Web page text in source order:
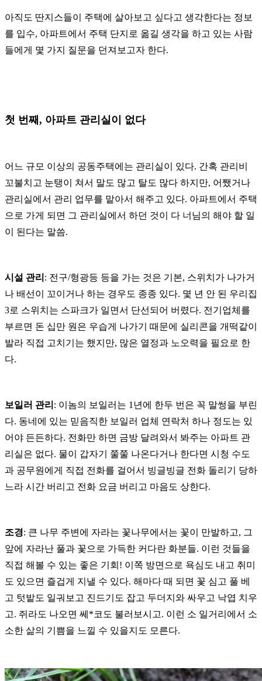
아직도 딴지스들이 주택에 살아보고 싶다고 생각한다는 정보
를 입수, 아파트에서 주택 단지로 옮길 생각을 하고 있는 사람
들에게 몇 가지 질문을 던져보고자 한다.
첫 번째, 아파트 관리실이 없다
어느 규모 이상의 공동주택에는 관리실이 있다. 간혹 관리비
꼬불치고 눈탱이 쳐서 말도 많고 탈도 많다 하지만, 어쨌거나
관리실에서 관리 업무를 맡아서 해주고 있다. 아파트에서 주택
으로 가게 되면 그 관리실에서 하던 것이 다 너님의 해야 할 일
이 된다는 말씀.
시설 관리 : 전구/형광등 등을 가는 것은 기본, 스위치가 나가거
나 배선이 꼬이거나 하는 경우도 종종 있다. 몇 년 안 된 우리집
3로 스위치는 스파크가 일면서 단선되어 버렸다. 전기업체를
부르면 돈 십만 원은 우습게 나가기 때문에 실리콘을 개떡같이
발라 직접 고치기는 했지만, 많은 열정과 노오력을 필요로 한
다.
보일러 관리 : 이놈의 보일러는 1년에 한두 번은 꼭 말썽을 부린
다. 동네에 있는 믿음직한 보일러 업체 연락처 하나 정도는 있
어야 든든하다. 전화만 하면 금방 달려와서 봐주는 아파트 관
리실은 없다. 물이 갑자기 쭐쭐 나온다거나 한다면 시청 수도
과 공무원에게 직접 전화를 걸어서 빙글빙글 전화 돌리기 당하
느라 시간 버리고 전화 요금 버리고 마음도 상한다.
조경: 큰 나무 주변에 자라는 꽃나무에서는 꽃이 만발하고, 그
앞에 자라난 풀과 꽃으로 가득한 커다란 화분들. 이런 것들을
직접 해볼 수 있는 좋은 기회! 이쪽 방면으로 욕심도 내고 취미
도 있으면 즐겁게 지낼 수 있다. 해마다 때 되면 꽃 심고 풀 베
고 텃밭도 일궈보고 진드기도 잡고 두더지와 싸우고 낙엽 치우
고. 쥐라도 나오면 쎄*코도 불러보시고. 이런 소 일거리에서 소
소한 삶의 기쁨을 느낄 수 있을지도 모른다.